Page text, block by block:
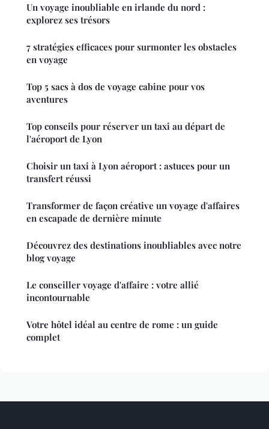
Un voyage inoubliable en irlande du nord :
explorez ses trésors
7 stratégies efficaces pour surmonter les obstacles
en voyage
Top 5 sacs à dos de voyage cabine pour vos
aventures
Top conseils pour réserver un taxi au départ de
l'aéroport de Lyon
Choisir un taxi à Lyon aéroport : astuces pour un
transfert réussi
Transformer de façon créative un voyage d'affaires
en escapade de dernière minute
Découvrez des destinations inoubliables avec notre
blog voyage
Le conseiller voyage d'affaire : votre allié
incontournable
Votre hôtel idéal au centre de rome : un guide
complet